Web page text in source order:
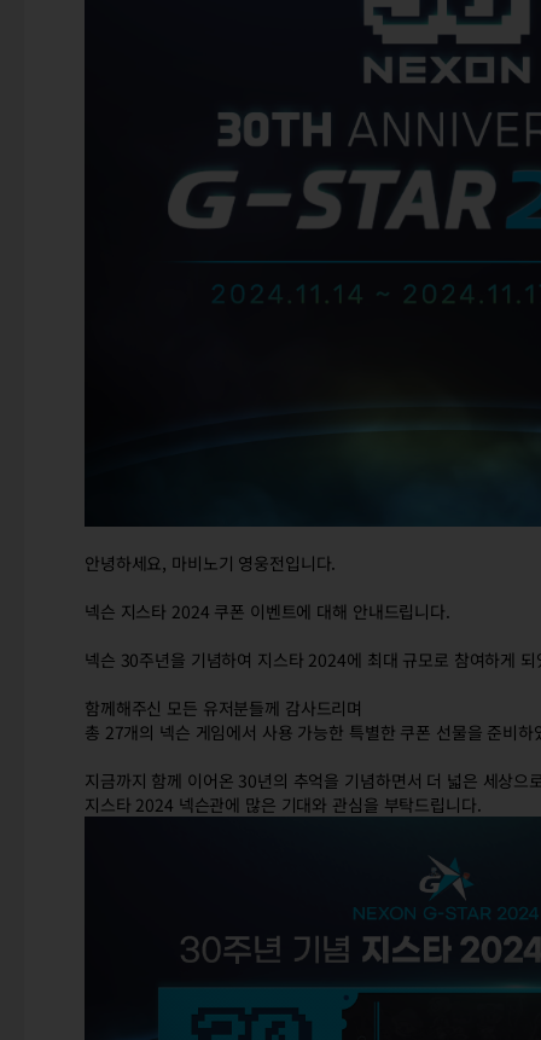
안녕하세요, 마비노기 영웅전입니다.
넥슨 지스타 2024 쿠폰 이벤트에 대해 안내드립니다.
넥슨 30주년을 기념하여 지스타 2024에 최대 규모로 참여하게 되
함께해주신 모든 유저분들께 감사드리며
총 27개의 넥슨 게임에서 사용 가능한 특별한 쿠폰 선물을 준비하
지금까지 함께 이어온 30년의 추억을 기념하면서 더 넓은 세상으
지스타 2024 넥슨관에 많은 기대와 관심을 부탁드립니다.